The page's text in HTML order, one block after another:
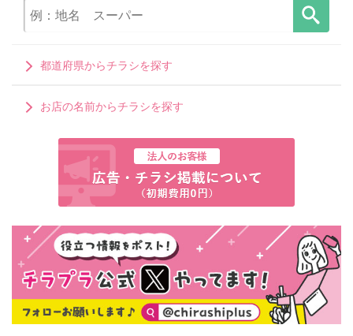
都道府県からチラシを探す
お店の名前からチラシを探す